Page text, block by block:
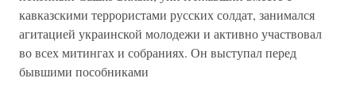
кавказскими террористами русских солдат, занимался
агитацией украинской молодежи и активно участвовал
во всех митингах и собраниях. Он выступал перед
бывшими пособниками